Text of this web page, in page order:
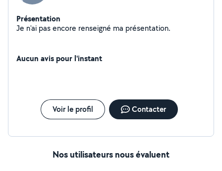
Présentation
Je n'ai pas encore renseigné ma présentation.
Aucun avis pour l'instant
Voir le profil Contacter
Nos utilisateurs nous évaluent